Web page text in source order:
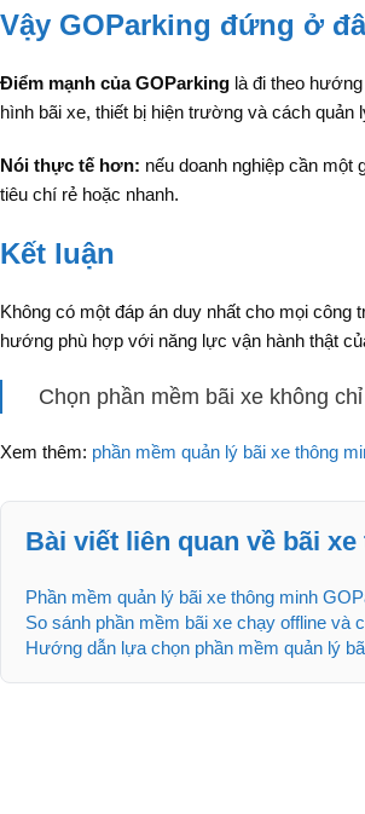
Vậy GOParking đứng ở
Điểm mạnh của GOParking là đi theo
hình bãi xe, thiết bị hiện trường và cách
Nói thực tế hơn: nếu doanh nghiệp cần
tiêu chí rẻ hoặc nhanh.
Kết luận
Không có một đáp án duy nhất cho mọi công
hướng phù hợp với năng lực vận hành thật
Chọn phần mềm bãi xe không
Xem thêm: phần mềm quản lý bãi xe thông
Bài viết liên quan về bãi
Phần mềm quản lý bãi xe thông minh
So sánh phần mềm bãi xe chạy offline và
Hướng dẫn lựa chọn phần mềm quản lý